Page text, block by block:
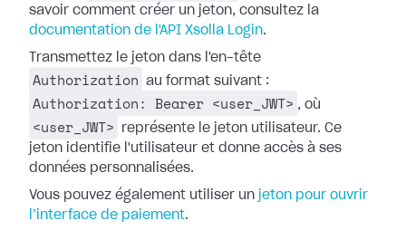
savoir comment créer un jeton, consultez la
documentation de l'API Xsolla Login.
Transmettez le jeton dans l'en-tête
Authorization au format suivant :
Authorization: Bearer <user_JWT> , où
<user_JWT>
représente le jeton utilisateur. Ce
jeton identifie l'utilisateur et donne accès à ses
données personnalisées.
Vous pouvez également utiliser un jeton pour ouvrir
l’interface de paiement.